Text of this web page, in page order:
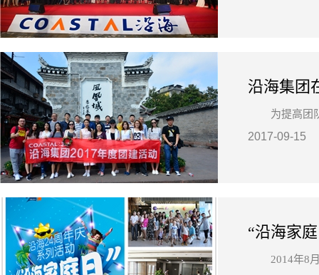
沿海集团
为提高团
2017-09-15
“沿海家
2014年8